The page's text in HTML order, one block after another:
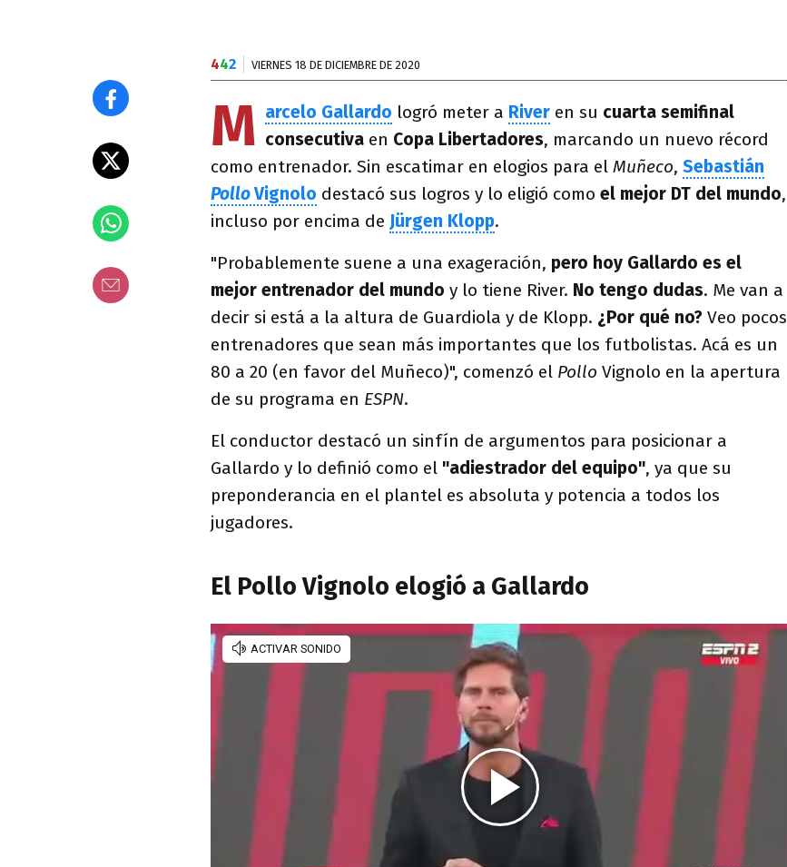
442 VIERNES 18 DE DICIEMBRE DE 2020
M arcelo Gallardo logró meter a River en su cuarta semifinal
consecutiva en Copa Libertadores, marcando un nuevo récord
como entrenador. Sin escatimar en elogios para el Muñeco, Sebastián
PolloVignolo destacó sus logros y lo eligió como el mejor DT del mundo,
incluso por encima de Jürgen Klopp.
"Probablemente suene a una exageración, pero hoy Gallardo es el
mejor entrenador del mundo y lo tiene River. No tengo dudas. Me van a
decir si está a la altura de Guardiola y de Klopp. ¿Por qué no? Veo pocos
entrenadores que sean más importantes que los futbolistas. Acá es un
80 a 20 (en favor del Muñeco)", comenzó el Pollo Vignolo en la apertura
de su programa en ESPN.
El conductor destacó un sinfín de argumentos para posicionar a
Gallardo y lo definió como el "adiestrador del equipo", ya que su
preponderancia en el plantel es absoluta y potencia a todos los
jugadores.
El Pollo Vignolo elogió a Gallardo